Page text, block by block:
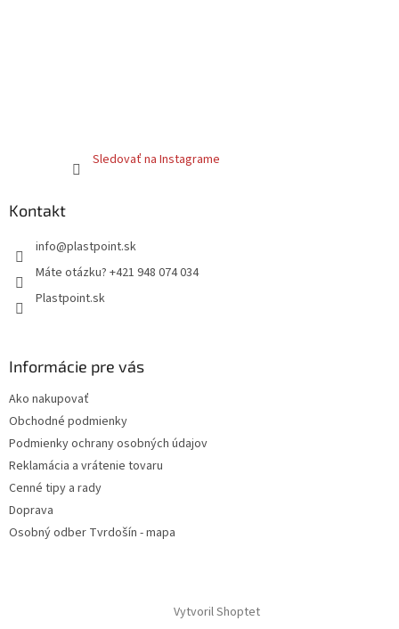
Sledovať na Instagrame
Kontakt
info@plastpoint.sk
Máte otázku? +421 948 074 034
Plastpoint.sk
Informácie pre vás
Ako nakupovať
Obchodné podmienky
Podmienky ochrany osobných údajov
Reklamácia a vrátenie tovaru
Cenné tipy a rady
Doprava
Osobný odber Tvrdošín - mapa
Vytvoril Shoptet